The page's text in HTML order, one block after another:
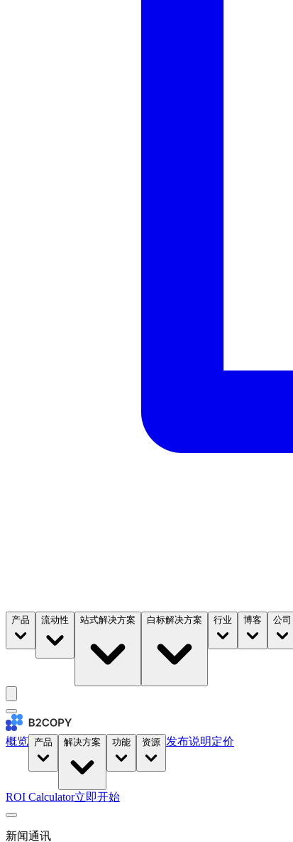
产品 流动性 站式解决方案 白标解决方案 行业 博客 公司
概览 产品 解决方案 功能 资源 发布说明定价
ROI Calculator立即开始
新闻通讯